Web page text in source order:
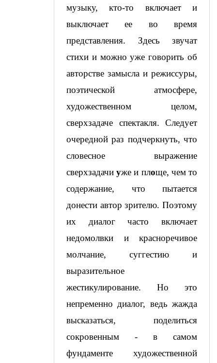
музыку, кто-то включает и
выключает ее во время
представления. Здесь звучат
стихи и можно уже говорить об
авторстве замысла и режиссуры,
поэтической атмосфере,
художественном целом,
сверхзадаче спектакля. Следует
очередной раз подчеркнуть, что
словесное выражение
сверхзадачи уже и площе, чем то
содержание, что пытается
донести автор зрителю. Поэтому
их диалог часто включает
недомолвки и красноречивое
молчание, суггестию и
выразительное
жестикулирование. Но это
непременно диалог, ведь жажда
высказаться, поделиться
сокровенным - в самом
фундаменте художественной